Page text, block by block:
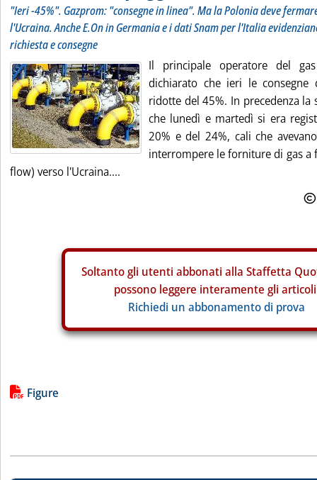
"Ieri -45%". Gazprom: "consegne in linea". Ma la Polonia deve
l'Ucraina. Anche E.On in Germania e i dati Snam per l'Italia
richiesta e consegne
Il principale operatore del
dichiarato che ieri le
ridotte del 45%. In precedenza la
che lunedì e martedì si era
20% e del 24%, cali che
interrompere le forniture di gas a
flow) verso l'Ucraina....
Soltanto gli utenti abbonati alla Staffetta
possono leggere interamente gli
Richiedi un abbonamento di prova
Lista allegati PDF alla notizia
Figure